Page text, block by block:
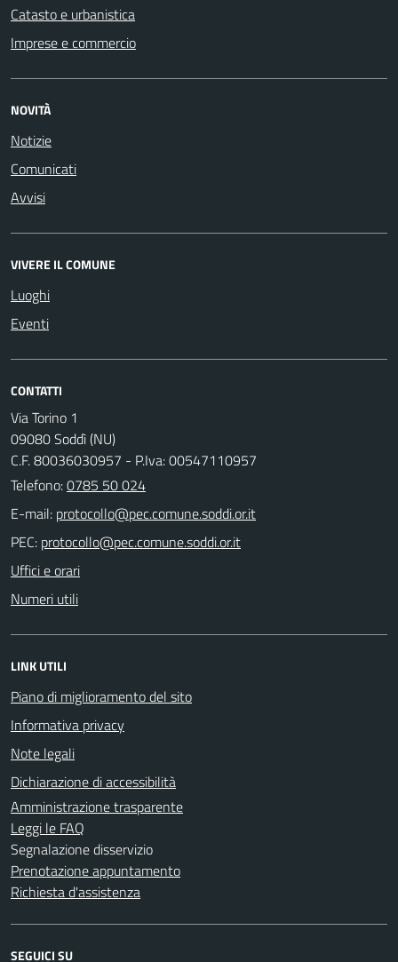
Catasto e urbanistica
Imprese e commercio
NOVITÀ
Notizie
Comunicati
Avvisi
VIVERE IL COMUNE
Luoghi
Eventi
CONTATTI
Via Torino 1
09080 Soddì (NU)
C.F. 80036030957 - P.Iva: 00547110957
Telefono:0785 50 024
E-mail:
PEC:
Uffici e orari
Numeri utili
LINK UTILI
Piano di miglioramento del sito
Informativa privacy
Note legali
Dichiarazione di accessibilità
Amministrazione trasparente
Leggi le FAQ
Segnalazione disservizio
Prenotazione appuntamento
Richiesta d'assistenza
SEGUICI SU